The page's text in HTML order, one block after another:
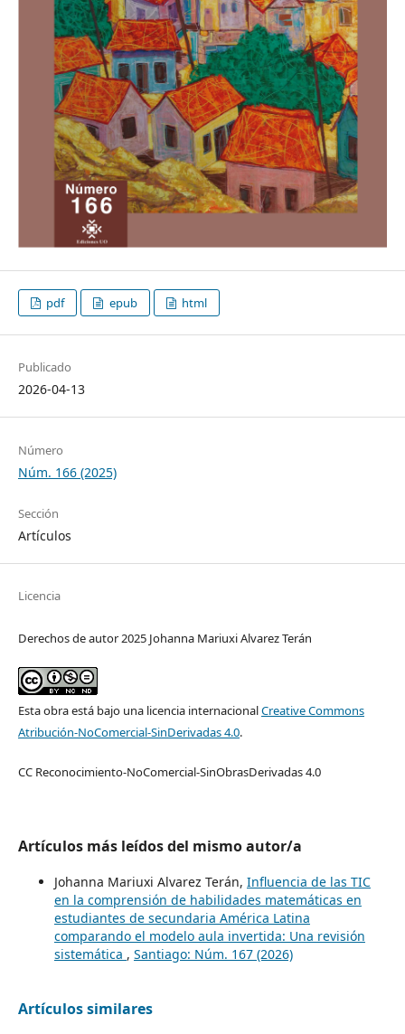
pdf epub html
Publicado
2026-04-13
Número
Núm. 166 (2025)
Sección
Artículos
Licencia
Derechos de autor 2025 Johanna Mariuxi Alvarez Terán
Esta obra está bajo una licencia internacionalCreative Commons
Atribución-NoComercial-SinDerivadas 4.0.
CC Reconocimiento-NoComercial-SinObrasDerivadas 4.0
Artículos más leídos del mismo autor/a
Johanna Mariuxi Alvarez Terán, Influencia de las TIC
en la comprensión de habilidades matemáticas en
estudiantes de secundaria América Latina
comparando el modelo aula invertida: Una revisión
sistemática , Santiago: Núm. 167 (2026)
Artículos similares